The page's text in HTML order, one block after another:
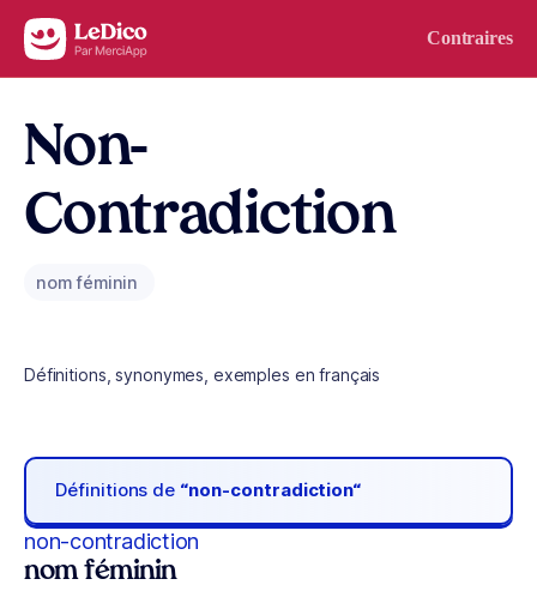
Aller au contenu Contraires
Non-
Contradiction
nom féminin
Définitions, synonymes, exemples en français
Définitions de “non-contradiction“
non-contradiction
nom féminin